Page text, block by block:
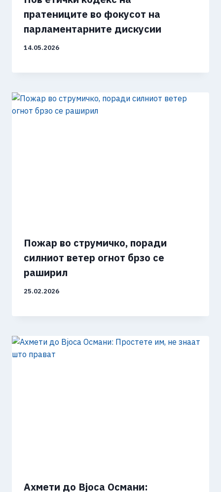
пратениците во фокусот на
парламентарните дискусии
14.05.2026
Пожар во струмичко, поради
силниот ветер огнот брзо се
раширил
25.02.2026
Ахмети до Вјоса Османи: